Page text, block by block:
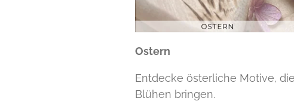
Ostern
Entdecke österliche Motive,
Blühen bringen.